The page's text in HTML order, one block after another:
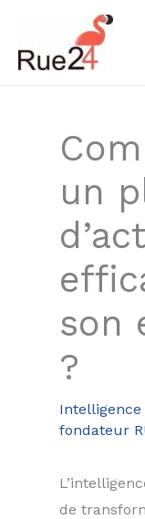
contenu
un
son
?
fondateur
de